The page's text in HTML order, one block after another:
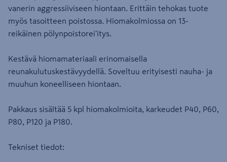
vanerin aggressiiviseen hiontaan. Erittäin tehokas tuote
myös tasoitteen poistossa. Hiomakolmiossa on 13-
reikäinen pölynpoistorei'itys.
Kestävä hiomamateriaali erinomaisella
reunakulutuskestävyydellä. Soveltuu erityisesti nauha- ja
muuhun koneelliseen hiontaan.
Pakkaus sisältää 5 kpl hiomakolmioita, karkeudet P40, P60,
P80, P120 ja P180.
Tekniset tiedot: